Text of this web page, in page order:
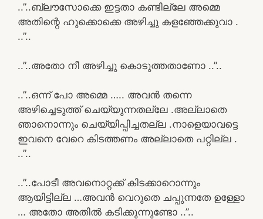
..”..ബ്ലൗസോക്കെ ഇട്ടതാ കണ്ടില്ലേ അമ്മെ
അതിന്റെ ഹുക്കൊക്കെ അഴിച്ചു കളഞ്ഞേക്കുവാ .
..”..
..”..അതോ നീ അഴിച്ചു കൊടുത്തതാണോ ..”..
..”..ഒന്ന് പോ അമ്മെ ….. അവൻ തന്നെ
അഴിച്ചെടുത്ത് ചെയ്യുന്നതല്ലേ .അല്ലാതെ
ഞാനൊന്നും ചെയ്യിപ്പിച്ചതല്ല .നാളെയാവട്ടെ
ഇവനെ വേറെ കിടത്തണം അല്ലാതെ പറ്റില്ല .
..”..
..”..പോടീ അവനൊറ്റക്ക് കിടക്കാറൊന്നും
ആയിട്ടില്ല …അവൻ വെറുതെ ചപ്പുന്നതേ ഉള്ളോ
… അതോ അതിൽ കടിക്കുന്നുണ്ടോ ..”..